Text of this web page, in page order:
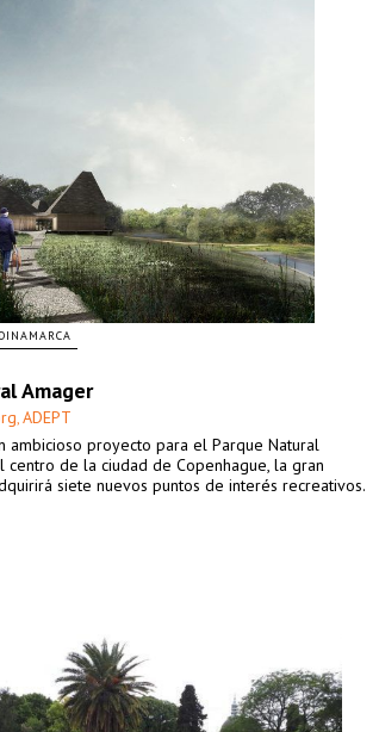
DINAMARCA
Amager
, ADEPT
ambicioso proyecto para el Parque Natural
centro de la ciudad de Copenhague, la gran
siete nuevos puntos de interés recreativos.